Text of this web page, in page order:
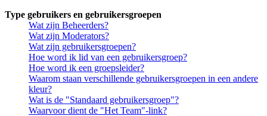
Type gebruikers en gebruikersgroepen
Wat zijn Beheerders?
Wat zijn Moderators?
Wat zijn gebruikersgroepen?
Hoe word ik lid van een gebruikersgroep?
Hoe word ik een groepsleider?
Waarom staan verschillende gebruikersgroepen in een andere
kleur?
Wat is de "Standaard gebruikersgroep"?
Waarvoor dient de "Het Team"-link?